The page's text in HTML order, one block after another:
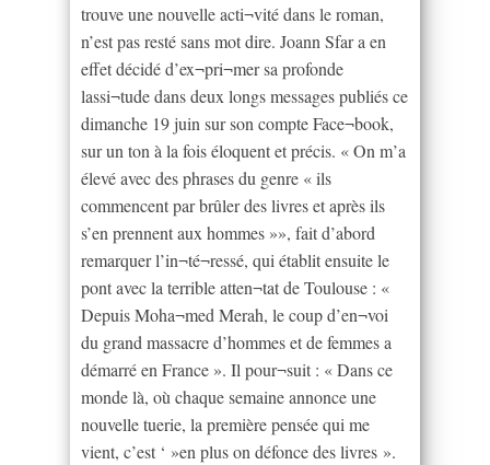
trouve une nouvelle acti¬vité dans le roman,
n’est pas resté sans mot dire. Joann Sfar a en
effet décidé d’ex¬pri¬mer sa profonde
lassi¬tude dans deux longs messages publiés ce
dimanche 19 juin sur son compte Face¬book,
sur un ton à la fois éloquent et précis. « On m’a
élevé avec des phrases du genre « ils
commencent par brûler des livres et après ils
s’en prennent aux hommes »», fait d’abord
remarquer l’in¬té¬ressé, qui établit ensuite le
pont avec la terrible atten¬tat de Toulouse : «
Depuis Moha¬med Merah, le coup d’en¬voi
du grand massacre d’hommes et de femmes a
démarré en France ». Il pour¬suit : « Dans ce
monde là, où chaque semaine annonce une
nouvelle tuerie, la première pensée qui me
vient, c’est ‘ »en plus on défonce des livres ».